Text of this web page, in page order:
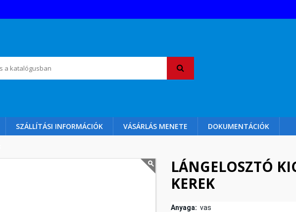
SZÁLLÍTÁSI INFORMÁCIÓK VÁSÁRLÁS MENETE DOKUMENTÁCIÓK
LÁNGELOSZTÓ
KEREK
Anyaga: vas